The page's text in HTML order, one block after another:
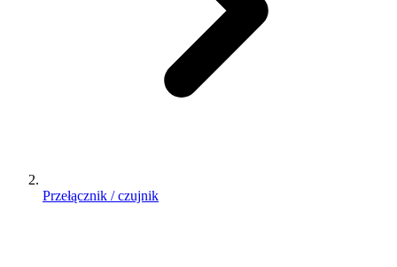
Przełącznik / czujnik